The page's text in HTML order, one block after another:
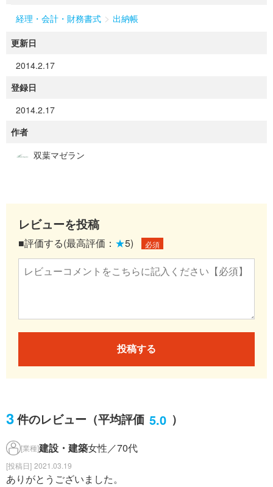
経理・会計・財務書式 > 出納帳
更新日
2014.2.17
登録日
2014.2.17
作者
双葉マゼラン
レビューを投稿
■評価する(最高評価： ★5) 必須
投稿する
3件のレビュー （平均評価 5.0 ）
[業種]建設・建築女性／70代
2021.03.19
ありがとうございました。